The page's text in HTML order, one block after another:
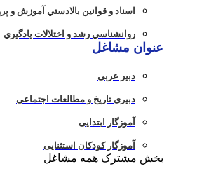
اسناد و قوانين بالادستي آموزش و
روانشناسي رشد و اختلالات يادگيري
عنوان مشاغل
دبير عربی
دبیری تاریخ و مطالعات اجتماعی
آموزگار ابتدایی
آموزگار کودکان استثنایی
بخش مشترک همه مشاغل